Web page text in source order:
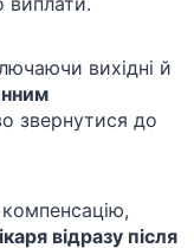
вихідні й
звернутися до
відразу після